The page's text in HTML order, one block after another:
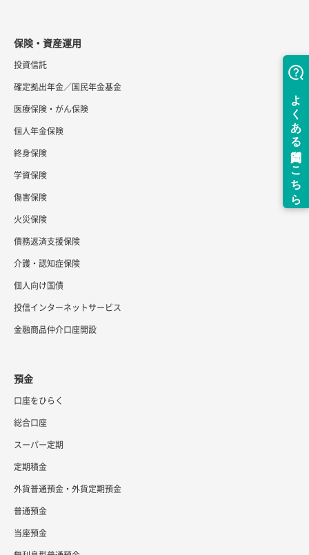
保険・資産運用
投資信託
確定拠出年金／国民年金基金
医療保険・がん保険
個人年金保険
終身保険
学資保険
傷害保険
火災保険
債務返済支援保険
介護・認知症保険
個人向け国債
投信インターネットサービス
金融商品仲介口座開設
預金
口座をひらく
総合口座
スーパー定期
定期積金
外貨普通預金・外貨定期預金
普通預金
当座預金